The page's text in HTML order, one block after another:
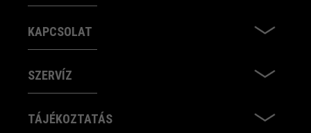
KAPCSOLAT
SZERVÍZ
TÁJÉKOZTATÁS